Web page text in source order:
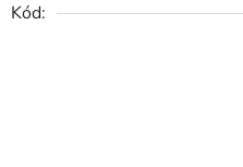
Kód: